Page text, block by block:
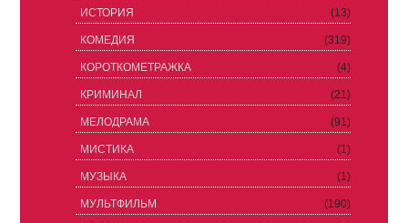
ИСТОРИЯ (13)
КОМЕДИЯ (319)
КОРОТКОМЕТРАЖКА (4)
КРИМИНАЛ (21)
МЕЛОДРАМА (91)
МИСТИКА (1)
МУЗЫКА (1)
МУЛЬТФИЛЬМ (190)